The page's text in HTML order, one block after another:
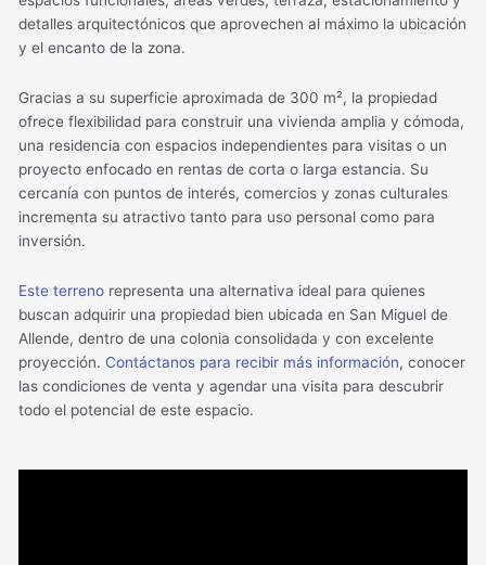
detalles arquitectónicos que aprovechen al máximo la ubicación
y el encanto de la zona.
Gracias a su superficie aproximada de 300 m², la propiedad
ofrece flexibilidad para construir una vivienda amplia y cómoda,
una residencia con espacios independientes para visitas o un
proyecto enfocado en rentas de corta o larga estancia. Su
cercanía con puntos de interés, comercios y zonas culturales
incrementa su atractivo tanto para uso personal como para
inversión.
Este terreno representa una alternativa ideal para quienes
buscan adquirir una propiedad bien ubicada en San Miguel de
Allende, dentro de una colonia consolidada y con excelente
proyección. Contáctanos para recibir más información, conocer
las condiciones de venta y agendar una visita para descubrir
todo el potencial de este espacio.